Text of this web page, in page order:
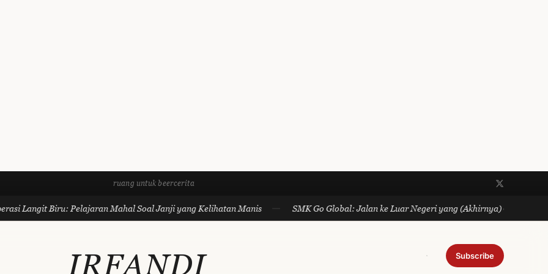
ruang untuk beercerita
Langit Biru: Pelajaran Mahal Soal Janji yang Kelihatan Manis SMK Go Global: Jalan ke Luar Negeri yang (Akhirnya) Gratis dan
IRFANDI Subscribe